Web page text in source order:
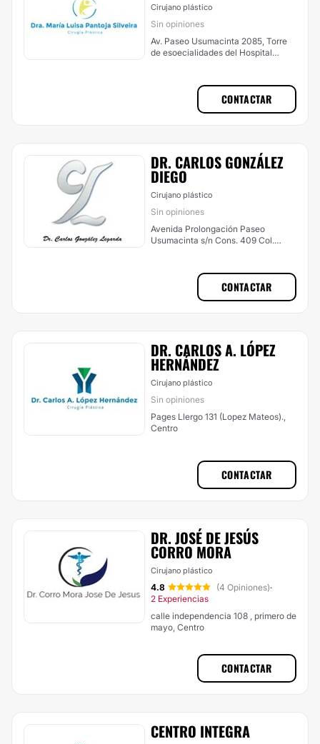
Cirujano plástico
Sin opiniones
Av. Paseo Usumacinta 2085, Torre
de esoecialidades del Hospital
CONTACTAR
DR. CARLOS GONZÁLEZ
DIEGO
Cirujano plástico
Sin opiniones
Avenida Prolongación Paseo
Usumacinta s/n Cons. 409 Col.
CONTACTAR
DR. CARLOS A. LÓPEZ
HERNÁNDEZ
Cirujano plástico
Sin opiniones
Pages Llergo 131 (Lopez Mateos).,
Centro
CONTACTAR
DR. JOSÉ DE JESÚS
CORRO MORA
Cirujano plástico
4.8 (4 Opiniones)·
2 Experiencias
calle independencia 108 , primero de
mayo, Centro
CONTACTAR
CENTRO INTEGRA